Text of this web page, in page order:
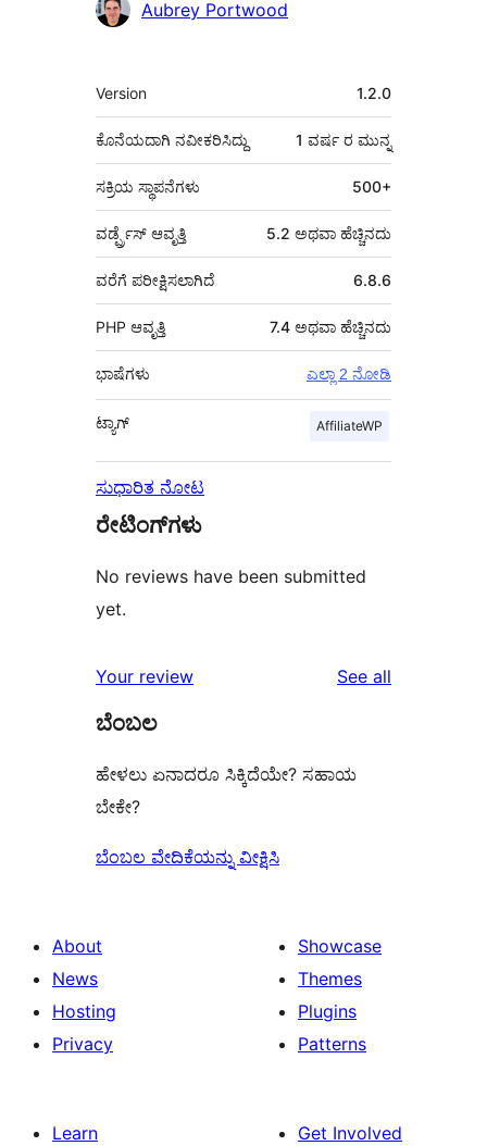
Aubrey Portwood
ಮೆಟಾ
Version 1.2.0
ಕೊನೆಯದಾಗಿ ನವೀಕರಿಸಿದ್ದು 1 ವರ್ಷ ರ ಮುನ್ನ
ಸಕ್ರಿಯ ಸ್ಥಾಪನೆಗಳು 500+
ವರ್ಡ್ಪ್ರೆಸ್ ಆವೃತ್ತಿ 5.2 ಅಥವಾ ಹೆಚ್ಚಿನದು
6.8.6
ವರೆಗೆ ಪರೀಕ್ಷಿಸಲಾಗಿದೆ
PHP ಆವೃತ್ತಿ 7.4 ಅಥವಾ ಹೆಚ್ಚಿನದು
ಭಾಷೆಗಳು ಎಲ್ಲಾ 2 ನೋಡಿ
ಟ್ಯಾಗ್ AffiliateWP
ಸುಧಾರಿತ ನೋಟ
ರೇಟಿಂಗ್‌ಗಳು
No reviews have been submitted
yet.
Your review See all
ಬೆಂಬಲ
ಹೇಳಲು ಏನಾದರೂ ಸಿಕ್ಕಿದೆಯೇ? ಸಹಾಯ
ಬೇಕೇ?
ಬೆಂಬಲ ವೇದಿಕೆಯನ್ನು ವೀಕ್ಷಿಸಿ
About
News
Hosting
Privacy
Showcase
Themes
Plugins
Patterns
Learn
Get Involved